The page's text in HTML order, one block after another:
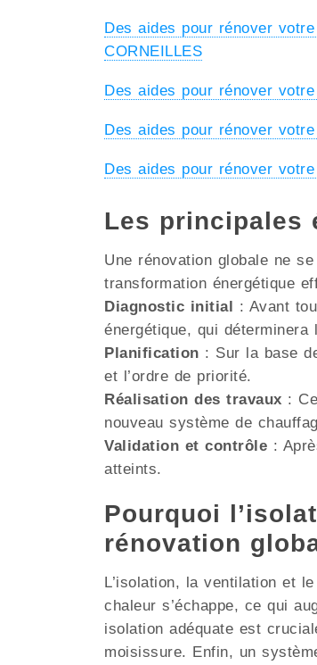
Des aides pour rénover
CORNEILLES
Des aides pour rénover
Des aides pour rénover
Des aides pour rénover
Les principales
Une rénovation globale ne
transformation énergétique
Diagnostic initial
: Avant
énergétique, qui déterminera
Planification : Sur la base
et l’ordre de priorité.
Réalisation des travaux :
nouveau système de
Validation et contrôle :
atteints.
Pourquoi
rénovation
L’isolation, la ventilation et
chaleur s’échappe, ce qui
isolation adéquate est
moisissure. Enfin, un